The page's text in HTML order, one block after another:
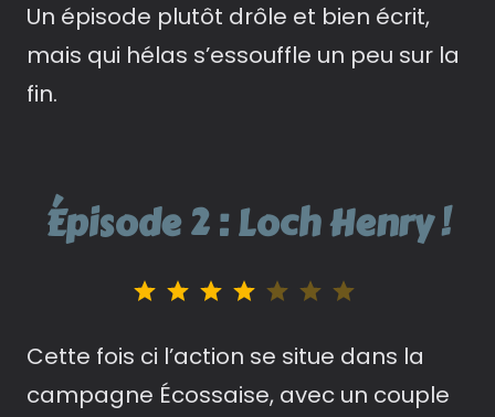
Un épisode plutôt drôle et bien écrit,
mais qui hélas s’essouffle un peu sur la
fin.
Épisode 2 : Loch Henry !
Cette fois ci l’action se situe dans la
campagne Écossaise, avec un couple